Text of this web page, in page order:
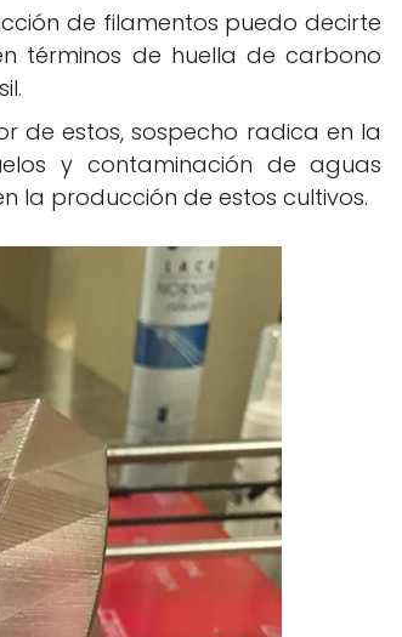
de filamentos puedo decirte
términos de huella de carbono
de estos, sospecho radica en la
y contaminación de aguas
la producción de estos cultivos.